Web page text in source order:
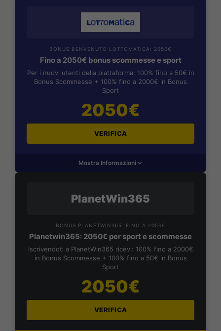
BONUS BENVENUTO LOTTOMATICA: 2050€
Fino a 2050€ bonus scommesse e sport
Per i nuovi utenti della piattaforma: 100% fino a 50€ in
Bonus Scommesse + 100% fino a 2000€ in Bonus
Sport
2050€
VERIFICA
Mostra Informazioni
PlanetWin365
BONUS PLANETWIN365: FINO A 2050€
Planetwin365: 2050€ per sport e scommesse
Iscrivendoti a PlanetWin365 ricevi: 100% fino a 2000€
in Bonus Scommesse + 100% fino a 50€ in Bonus
Sport
2050€
VERIFICA